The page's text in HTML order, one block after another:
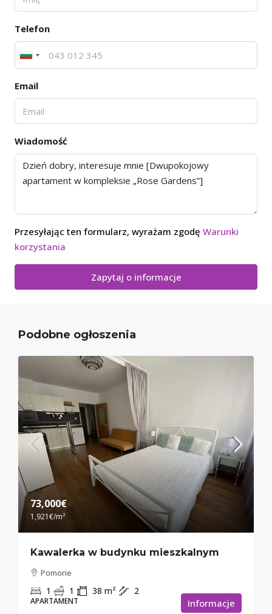
Telefon
Email
Wiadomość
Przesyłając ten formularz, wyrażam zgodę Warunki
korzystania
Zapytaj o informacje
Podobne ogłoszenia
73,000€
1,921€/m²
Kawalerka w budynku mieszkalnym
Pomorie
1 1 38 m² 2
APARTAMENT Informacje